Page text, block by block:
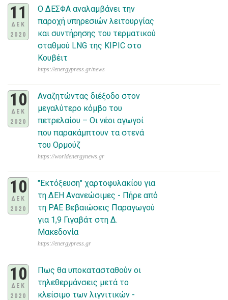
11
ΔΕΚ
2020
Ο ΔΕΣΦΑ αναλαμβάνει την
παροχή υπηρεσιών λειτουργίας
και συντήρησης του τερματικού
σταθμού LNG της KIPIC στο
Κουβέιτ
https://energypress.gr/news
10
ΔΕΚ
2020
Αναζητώντας διέξοδο στον
μεγαλύτερο κόμβο του
πετρελαίου – Οι νέοι αγωγοί
που παρακάμπτουν τα στενά
του Ορμούζ
https://worldenergynews.gr
10
ΔΕΚ
2020
"Εκτόξευση" χαρτοφυλακίου για
τη ΔΕΗ Ανανεώσιμες - Πήρε από
τη ΡΑΕ Βεβαιώσεις Παραγωγού
για 1,9 Γιγαβάτ στη Δ.
Μακεδονία
https://energypress.gr
10
ΔΕΚ
2020
Πως θα υποκατασταθούν οι
τηλεθερμάνσεις μετά το
κλείσιμο των λιγνιτικών -